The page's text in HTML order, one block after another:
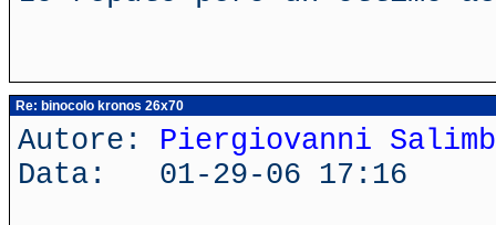
Re: binocolo kronos 26x70
Autore: Piergiovanni
Data: 01-29-06 17:16